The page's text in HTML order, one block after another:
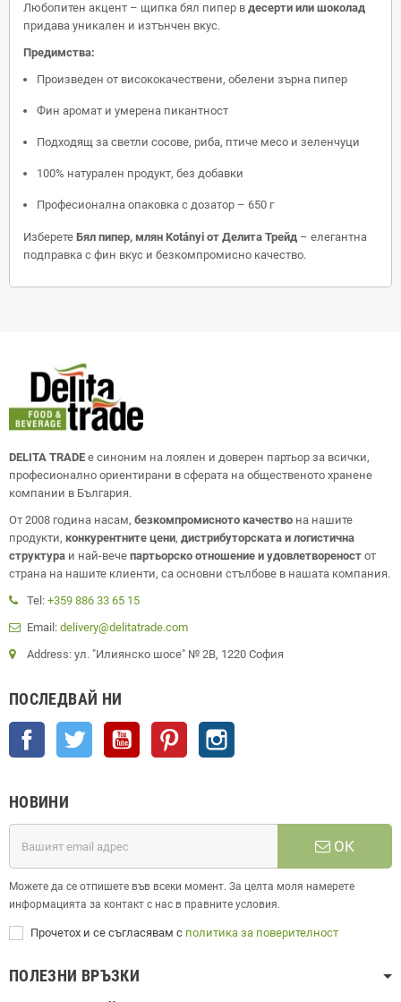
Любопитен акцент – щипка бял пипер в десерти или шоколад
придава уникален и изтънчен вкус.
Предимства:
Произведен от висококачествени, обелени зърна пипер
Фин аромат и умерена пикантност
Подходящ за светли сосове, риба, птиче месо и зеленчуци
100% натурален продукт, без добавки
Професионална опаковка с дозатор – 650 г
Изберете Бял пипер, млян Kotányi от Делита Трейд – елегантна
подправка с фин вкус и безкомпромисно качество.
DELITA TRADE е синоним на лоялен и доверен партьор за всички,
професионално ориентирани в сферата на общественото хранене
компании в България.
От 2008 година насам, безкомпромисното качество на нашите
продукти, конкурентните цени, дистрибуторската и логистична
структура и най-вече партьорско отношение и удовлетвореност от
страна на нашите клиенти, са основни стълбове в нашата компания.
Tel: +359 886 33 65 15
Email: delivery@delitatrade.com
Address: ул. "Илиянско шосе" № 2В, 1220 София
ПОСЛЕДВАЙ НИ
Facebook Twitter YouTube Pinterest
НОВИНИ
ОК
Можете да се отпишете във всеки момент. За целта моля намерете
информацията за контакт с нас в правните условия.
Прочетох и се съгласявам с политика за поверителност
ПОЛЕЗНИ ВРЪЗКИ